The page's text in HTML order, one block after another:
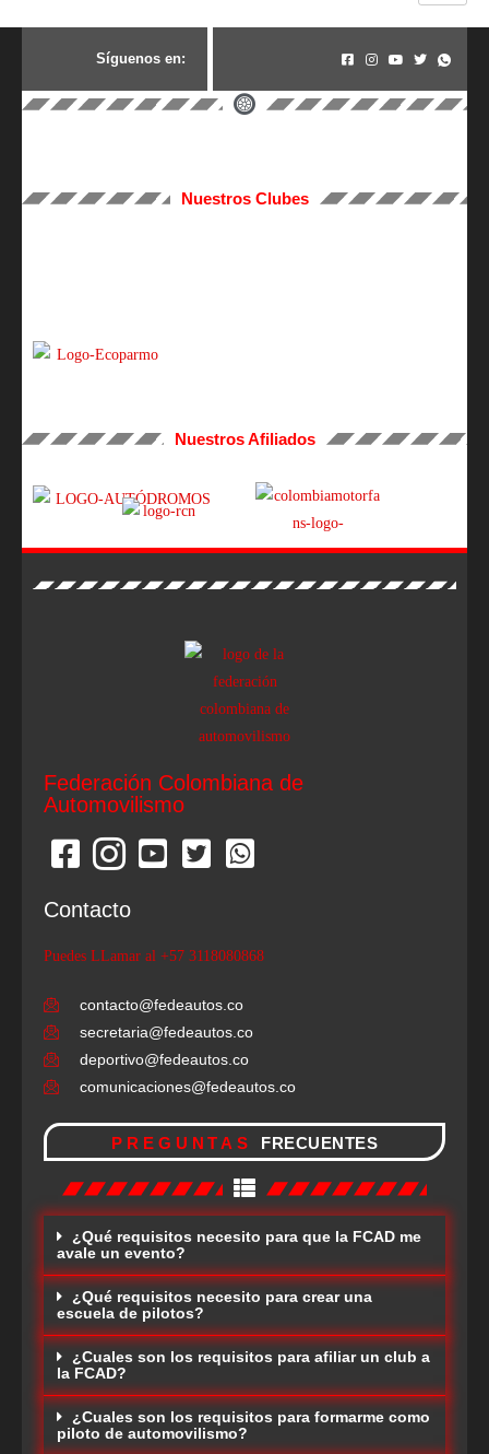
Síguenos en:
Nuestros Clubes
Nuestros Afiliados
Federación Colombiana de
Automovilismo
Contacto
Puedes LLamar al +57 3118080868
contacto@fedeautos.co
secretaria@fedeautos.co
deportivo@fedeautos.co
comunicaciones@fedeautos.co
PREGUNTAS FRECUENTES
¿Qué requisitos necesito para que la FCAD me
avale un evento?
¿Qué requisitos necesito para crear una
escuela de pilotos?
¿Cuales son los requisitos para afiliar un club a
la FCAD?
¿Cuales son los requisitos para formarme como
piloto de automovilismo?